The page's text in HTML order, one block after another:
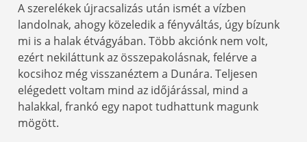
A szerelékek újracsalizás után ismét a vízben
landolnak, ahogy közeledik a fényváltás, úgy bízunk
mi is a halak étvágyában. Több akciónk nem volt,
ezért nekiláttunk az összepakolásnak, felérve a
kocsihoz még visszanéztem a Dunára. Teljesen
elégedett voltam mind az időjárással, mind a
halakkal, frankó egy napot tudhattunk magunk
mögött.